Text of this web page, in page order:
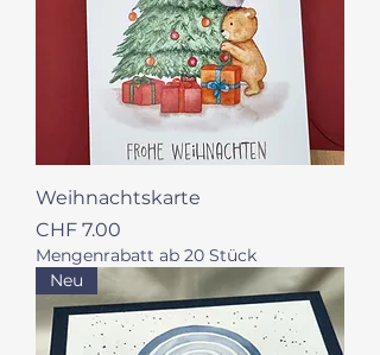
Weihnachtskarte
Preis
CHF 7.00
Mengenrabatt ab 20 Stück
Neu